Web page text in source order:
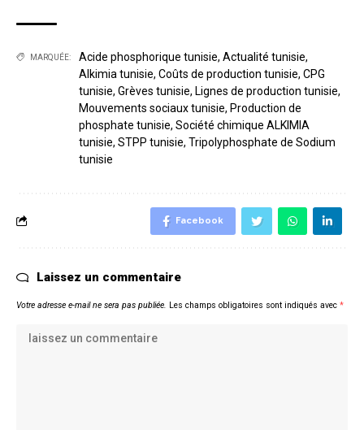
MARQUÉE: Acide phosphorique tunisie, Actualité tunisie,
Alkimia tunisie, Coûts de production tunisie, CPG
tunisie, Grèves tunisie, Lignes de production tunisie,
Mouvements sociaux tunisie, Production de
phosphate tunisie, Société chimique ALKIMIA
tunisie, STPP tunisie, Tripolyphosphate de Sodium
tunisie
Facebook
Laissez un commentaire
Votre adresse e-mail ne sera pas publiée. Les champs obligatoires sont indiqués avec *